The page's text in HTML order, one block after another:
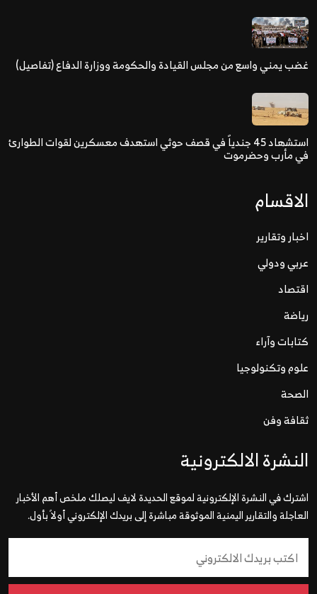
غضب يمني واسع من مجلس القيادة والحكومة ووزارة الدفاع (تفاصيل)
استشهاد 45 جندياً في قصف حوثي استهدف معسكرين لقوات الطوارئ
في مأرب وحضرموت
الاقسام
اخبار وتقارير
عربي ودولي
اقتصاد
رياضة
كتابات وآراء
علوم وتكنولوجيا
الصحة
ثقافة وفن
النشرة الالكترونية
اشترك في النشرة الإلكترونية لموقع الحديدة لايف ليصلك ملخص أهم الأخبار
العاجلة والتقارير اليمنية الموثوقة مباشرة إلى بريدك الإلكتروني أولاً بأول.